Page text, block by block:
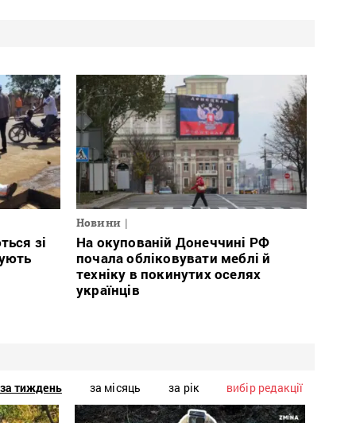
зі
Новини
На окупованій Донеччині РФ
почала обліковувати меблі й
техніку в покинутих оселях
українців
за тиждень за місяць за рік вибір редакції